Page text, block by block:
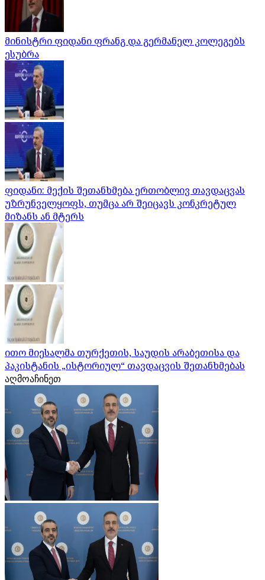
მინისტრი ფიდანი ფრანგ და გერმანელ კოლეგებს
ესუბრა
ფიდანი: მექის შეთანხმება ერთობლივ თავდაცვას
უზრუნველყოფს, თუმცა არ შეიცავს კონკრეტულ
მიზანს ან მტერს
ითო მიესალმა თურქეთის, საუდის არაბეთისა და
პაკისტანის „ისტორიულ“ თავდაცვის შეთანხმებას
აღმოაჩინეთ